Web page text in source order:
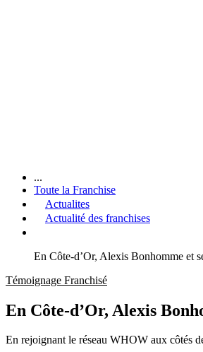
...
Toute la Franchise
Actualites
Actualité des franchises
En Côte-d’Or, Alexis Bonhomme et
Témoignage Franchisé
En Côte-d’Or, Alexis
En rejoignant le réseau WHOW aux côtés